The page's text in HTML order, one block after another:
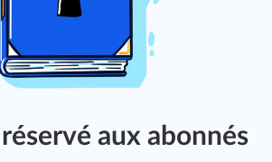
aux abonnés